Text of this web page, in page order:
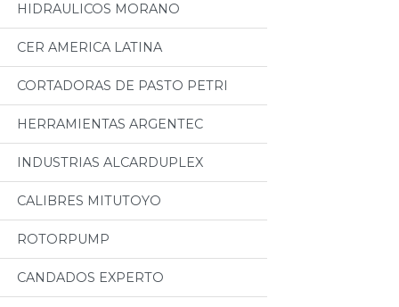
HIDRAULICOS MORANO
CER AMERICA LATINA
CORTADORAS DE PASTO PETRI
HERRAMIENTAS ARGENTEC
INDUSTRIAS ALCARDUPLEX
CALIBRES MITUTOYO
ROTORPUMP
CANDADOS EXPERTO